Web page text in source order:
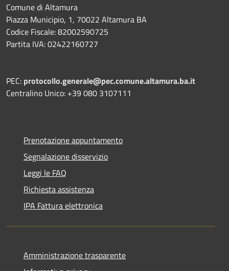
Comune di Altamura
Piazza Municipio, 1, 70022 Altamura BA
Codice Fiscale: 82002590725
Partita IVA: 02422160727
PEC: protocollo.generale@pec.comune.altamura.ba.it
Centralino Unico: +39 080 3107111
Prenotazione appuntamento
Segnalazione disservizio
Leggi le FAQ
Richiesta assistenza
IPA Fattura elettronica
Amministrazione trasparente